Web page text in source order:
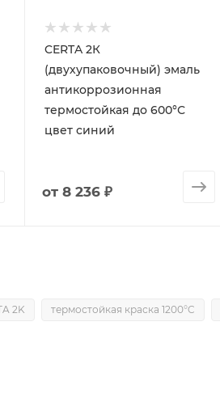
CERTA 2К
(двухупаковочный) эмаль
антикоррозионная
термостойкая до 600°С
цвет синий
от 8 236 ₽
2K термостойкая краска 1200°C